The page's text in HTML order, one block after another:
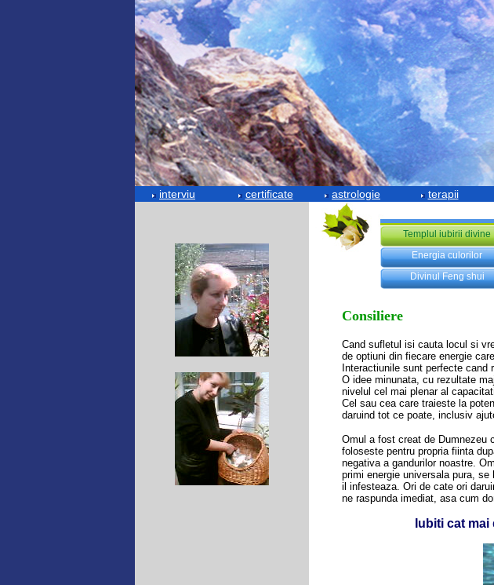
interviu certificate astrologie terapii
Templul iubirii divine
Energia culorilor
Divinul Feng shui
Consiliere
Cand sufletul isi cauta locul si
de optiuni din fiecare energie
Interactiunile sunt perfecte
O idee minunata, cu rezultate
nivelul cel mai plenar al
Cel sau cea care traieste la
daruind tot ce poate, inclusiv
Omul a fost creat de Dumnezeu
foloseste pentru propria fiinta
negativa a gandurilor noastre.
primi energie universala pura,
il infesteaza. Ori de cate ori
ne raspunda imediat, asa cum
Iubiti cat